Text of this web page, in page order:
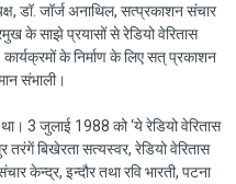
डॉ. जॉर्ज अनाथिल, सत्प्रकाशन संचार
के साझे प्रयासों से रेडियो वेरितास
के निर्माण के लिए सत् प्रकाशन
संभाली।
3 जुलाई 1988 को ‘ये रेडियो वेरितास
तरंगें बिखेरता सत्यस्वर, रेडियो वेरितास
केन्द्र, इन्दौर तथा रवि भारती, पटना